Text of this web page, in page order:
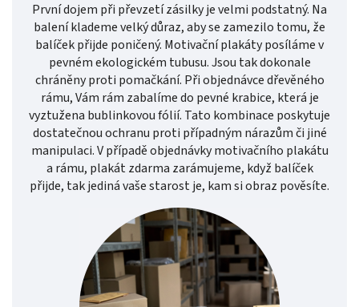
První dojem při převzetí zásilky je velmi podstatný. Na
balení klademe velký důraz, aby se zamezilo tomu, že
balíček přijde poničený. Motivační plakáty posíláme v
pevném ekologickém tubusu. Jsou tak dokonale
chráněny proti pomačkání. Při objednávce dřevěného
rámu, Vám rám zabalíme do pevné krabice, která je
vyztužena bublinkovou fólií. Tato kombinace poskytuje
dostatečnou ochranu proti případným nárazům či jiné
manipulaci. V případě objednávky motivačního plakátu
a rámu, plakát zdarma zarámujeme, když balíček
přijde, tak jediná vaše starost je, kam si obraz pověsíte.